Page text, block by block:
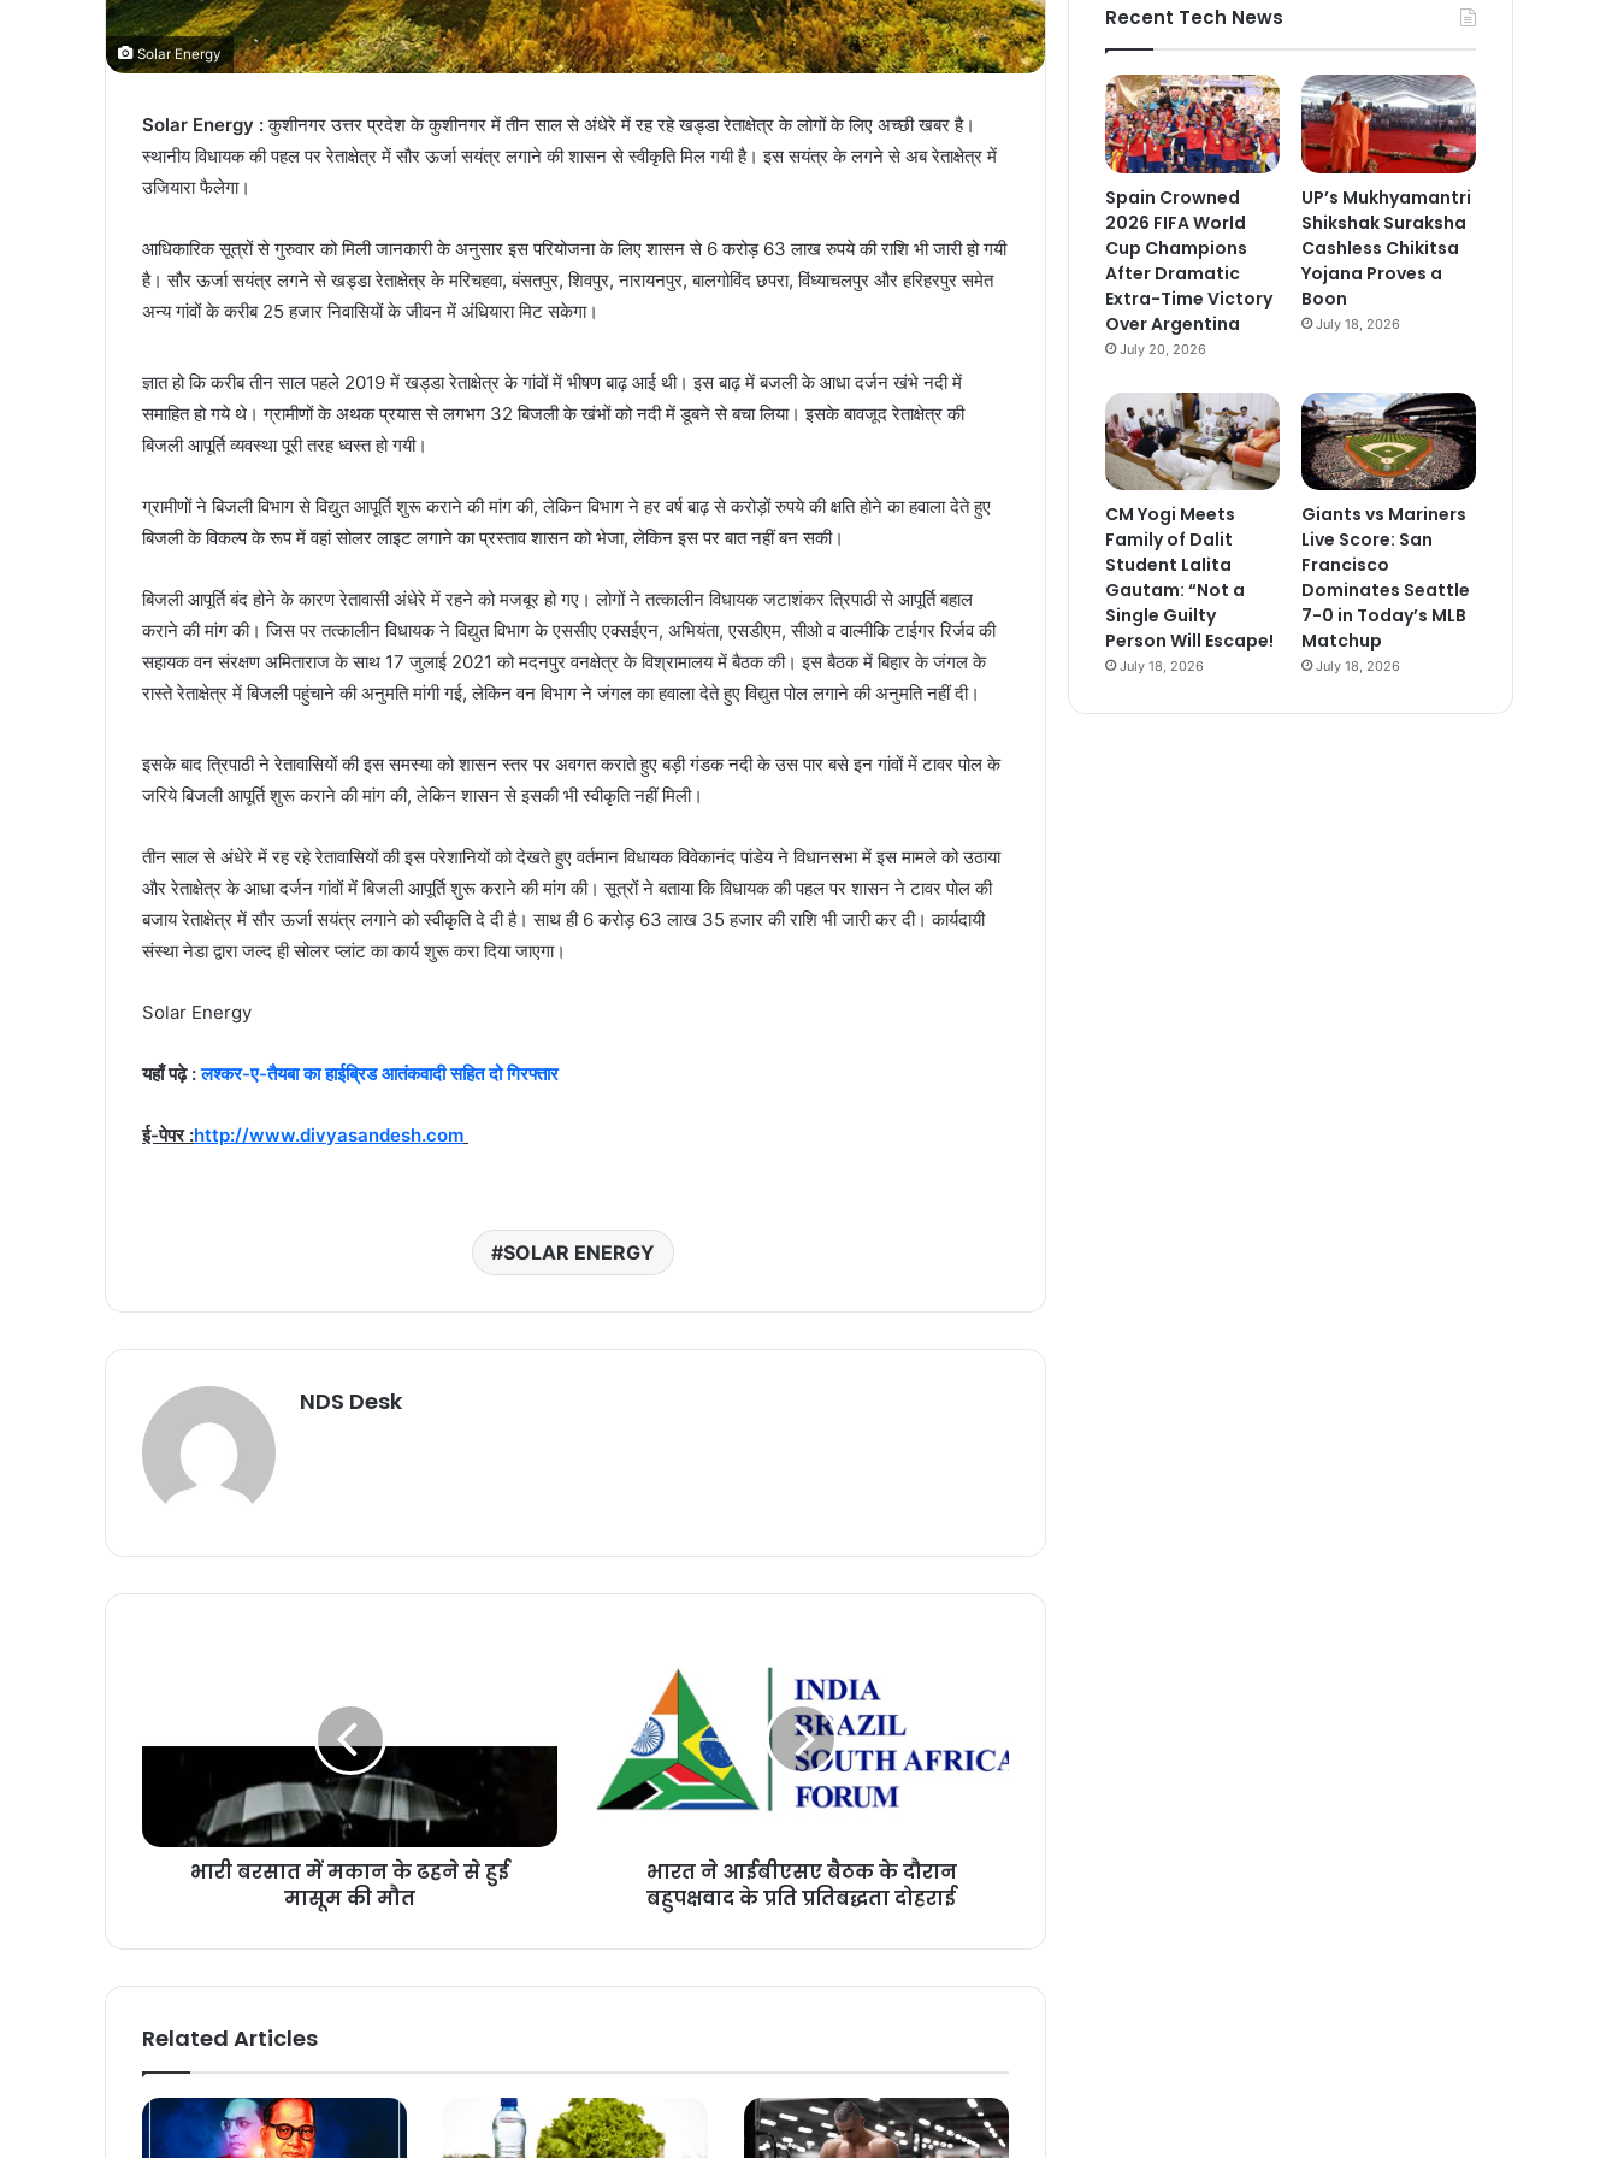
Solar Energy
Solar Energy :कुशीनगर उत्तर प्रदेश के कुशीनगर में तीन साल से अंधेरे में रह रहे खड्डा रेताक्षेत्र के लोगों के लिए अच्छी खबर है।
स्थानीय विधायक की पहल पर रेताक्षेत्र में सौर ऊर्जा सयंत्र लगाने की शासन से स्वीकृति मिल गयी है। इस सयंत्र के लगने से अब रेताक्षेत्र में
उजियारा फैलेगा।
आधिकारिक सूत्रों से गुरुवार को मिली जानकारी के अनुसार इस परियोजना के लिए शासन से 6 करोड़ 63 लाख रुपये की राशि भी जारी हो गयी
है। सौर ऊर्जा सयंत्र लगने से खड्डा रेताक्षेत्र के मरिचहवा, बंसतपुर, शिवपुर, नारायनपुर, बालगोविंद छपरा, विंध्याचलपुर और हरिहरपुर समेत
अन्य गांवों के करीब 25 हजार निवासियों के जीवन में अंधियारा मिट सकेगा।
ज्ञात हो कि करीब तीन साल पहले 2019 में खड्डा रेताक्षेत्र के गांवों में भीषण बाढ़ आई थी। इस बाढ़ में बजली के आधा दर्जन खंभे नदी में
समाहित हो गये थे। ग्रामीणों के अथक प्रयास से लगभग 32 बिजली के खंभों को नदी में डूबने से बचा लिया। इसके बावजूद रेताक्षेत्र की
बिजली आपूर्ति व्यवस्था पूरी तरह ध्वस्त हो गयी।
ग्रामीणों ने बिजली विभाग से विद्युत आपूर्ति शुरू कराने की मांग की, लेकिन विभाग ने हर वर्ष बाढ़ से करोड़ों रुपये की क्षति होने का हवाला देते हुए
बिजली के विकल्प के रूप में वहां सोलर लाइट लगाने का प्रस्ताव शासन को भेजा, लेकिन इस पर बात नहीं बन सकी।
बिजली आपूर्ति बंद होने के कारण रेतावासी अंधेरे में रहने को मजबूर हो गए। लोगों ने तत्कालीन विधायक जटाशंकर त्रिपाठी से आपूर्ति बहाल
कराने की मांग की। जिस पर तत्कालीन विधायक ने विद्युत विभाग के एससीए एक्सईएन, अभियंता, एसडीएम, सीओ व वाल्मीकि टाईगर रिर्जव की
सहायक वन संरक्षण अमिताराज के साथ 17 जुलाई 2021 को मदनपुर वनक्षेत्र के विश्रामालय में बैठक की। इस बैठक में बिहार के जंगल के
रास्ते रेताक्षेत्र में बिजली पहुंचाने की अनुमति मांगी गई, लेकिन वन विभाग ने जंगल का हवाला देते हुए विद्युत पोल लगाने की अनुमति नहीं दी।
इसके बाद त्रिपाठी ने रेतावासियों की इस समस्या को शासन स्तर पर अवगत कराते हुए बड़ी गंडक नदी के उस पार बसे इन गांवों में टावर पोल के
जरिये बिजली आपूर्ति शुरू कराने की मांग की, लेकिन शासन से इसकी भी स्वीकृति नहीं मिली।
तीन साल से अंधेरे में रह रहे रेतावासियों की इस परेशानियों को देखते हुए वर्तमान विधायक विवेकानंद पांडेय ने विधानसभा में इस मामले को उठाया
और रेताक्षेत्र के आधा दर्जन गांवों में बिजली आपूर्ति शुरू कराने की मांग की। सूत्रों ने बताया कि विधायक की पहल पर शासन ने टावर पोल की
बजाय रेताक्षेत्र में सौर ऊर्जा सयंत्र लगाने को स्वीकृति दे दी है। साथ ही 6 करोड़ 63 लाख 35 हजार की राशि भी जारी कर दी। कार्यदायी
संस्था नेडा द्वारा जल्द ही सोलर प्लांट का कार्य शुरू करा दिया जाएगा।
Solar Energy
यहाँ पढ़े :लश्कर-ए-तैयबा का हाईब्रिड आतंकवादी सहित दो गिरफ्तार
ई-पेपर :http://www.divyasandesh.com
SOLAR ENERGY
NDS Desk
भारी बरसात में मकान के ढहने से हुई
मासूम की मौत
भारत ने आईबीएसए बैठक के दौरान
बहुपक्षवाद के प्रति प्रतिबद्धता दोहराई
Related Articles
Recent Tech News
Spain Crowned
2026 FIFA World
Cup Champions
After Dramatic
Extra-Time Victory
Over Argentina
July 20, 2026
UP’s Mukhyamantri
Shikshak Suraksha
Cashless Chikitsa
Yojana Proves a
Boon
July 18, 2026
CM Yogi Meets
Family of Dalit
Student Lalita
Gautam: “Not a
Single Guilty
Person Will Escape!
July 18, 2026
Giants vs Mariners
Live Score: San
Francisco
Dominates Seattle
7-0 in Today’s MLB
Matchup
July 18, 2026